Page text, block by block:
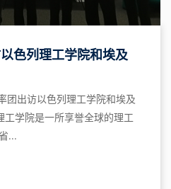
色列理工学院和埃及
团出访以色列理工学院和埃及
工学院是一所享誉全球的理工
...